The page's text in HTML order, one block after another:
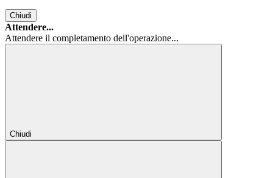
Chiudi
Attendere...
Attendere il completamento dell'operazione...
Chiudi